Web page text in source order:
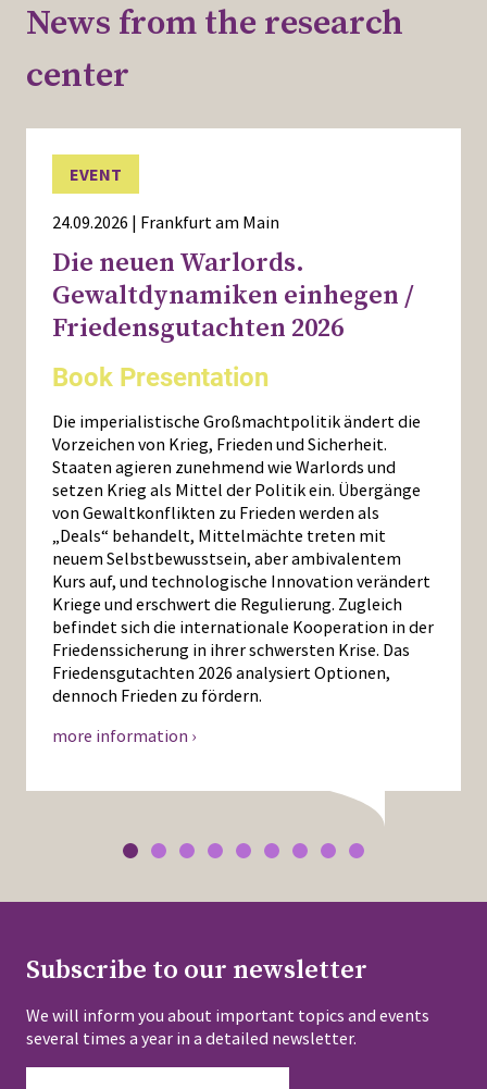
News from the research
center
EVENT
24.09.2026 | Frankfurt am Main
Die neuen Warlords.
Gewaltdynamiken einhegen /
Friedensgutachten 2026
Book Presentation
Die imperialistische Großmachtpolitik ändert die
Vorzeichen von Krieg, Frieden und Sicherheit.
Staaten agieren zunehmend wie Warlords und
setzen Krieg als Mittel der Politik ein. Übergänge
von Gewaltkonflikten zu Frieden werden als
„Deals“ behandelt, Mittelmächte treten mit
neuem Selbstbewusstsein, aber ambivalentem
Kurs auf, und technologische Innovation verändert
Kriege und erschwert die Regulierung. Zugleich
befindet sich die internationale Kooperation in der
Friedenssicherung in ihrer schwersten Krise. Das
Friedensgutachten 2026 analysiert Optionen,
dennoch Frieden zu fördern.
more information ›
Subscribe to our newsletter
We will inform you about important topics and events
several times a year in a detailed newsletter.